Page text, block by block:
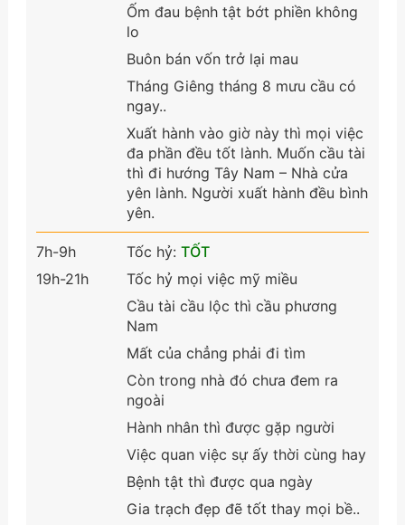
Ốm đau bệnh tật bớt phiền không
lo
Buôn bán vốn trở lại mau
Tháng Giêng tháng 8 mưu cầu có
ngay..
Xuất hành vào giờ này thì mọi việc
đa phần đều tốt lành. Muốn cầu tài
thì đi hướng Tây Nam – Nhà cửa
yên lành. Người xuất hành đều bình
yên.
7h-9h
19h-21h
Tốc hỷ: TỐT
Tốc hỷ mọi việc mỹ miều
Cầu tài cầu lộc thì cầu phương
Nam
Mất của chẳng phải đi tìm
Còn trong nhà đó chưa đem ra
ngoài
Hành nhân thì được gặp người
Việc quan việc sự ấy thời cùng hay
Bệnh tật thì được qua ngày
Gia trạch đẹp đẽ tốt thay mọi bề..